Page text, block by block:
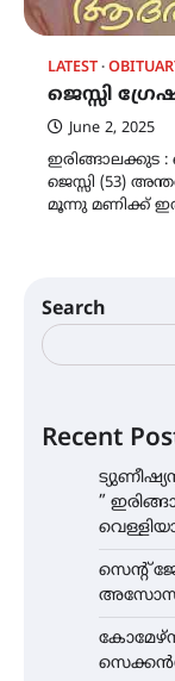
LATEST
ജെസ്സി
June 2, 2025
ഇരിങ്ങാലക്കുട
ജെസ്സി (53)
മൂന്നു മണിക്ക്
Search
Recent
”
സെന്റ്